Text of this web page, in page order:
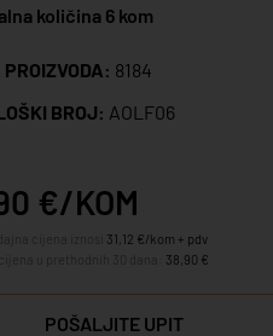
količina 6 kom
8184
BROJ: AOLF06
€/KOM
31,12 €/kom + pdv
38,90 €
POŠALJITE UPIT